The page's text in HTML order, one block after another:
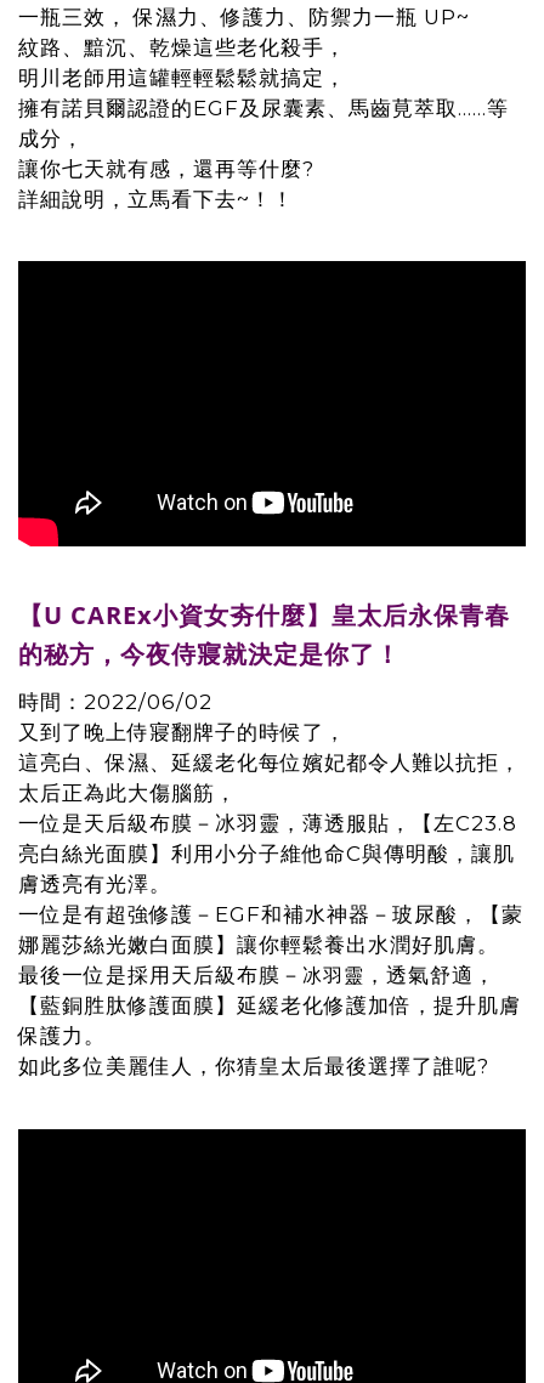
一瓶三效， 保濕力、修護力、防禦力一瓶 UP~
紋路、黯沉、乾燥這些老化殺手，
明川老師用這罐輕輕鬆鬆就搞定，
擁有諾貝爾認證的EGF及尿囊素、馬齒莧萃取......等
成分，
讓你七天就有感，還再等什麼?
詳細說明，立馬看下去~！！
【U CAREx小資女夯什麼】皇太后永保青春
的秘方，今夜侍寢就決定是你了！
時間：2022/06/02
又到了晚上侍寢翻牌子的時候了，
這亮白、保濕、延緩老化每位嬪妃都令人難以抗拒，
太后正為此大傷腦筋，
一位是天后級布膜－冰羽靈，薄透服貼，【左C23.8
亮白絲光面膜】利用小分子維他命C與傳明酸，讓肌
膚透亮有光澤。
一位是有超強修護－EGF和補水神器－玻尿酸，【蒙
娜麗莎絲光嫩白面膜】讓你輕鬆養出水潤好肌膚。
最後一位是採用天后級布膜－ 冰羽靈 ，透氣舒適，
【藍銅胜肽修護面膜】延緩老化修護加倍，提升肌膚
保護力。
如此多位美麗佳人，你猜皇太后最後選擇了誰呢?